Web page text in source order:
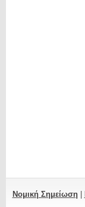
Νομική Σημείωση|